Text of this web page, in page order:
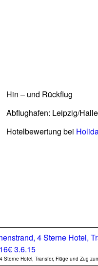
Hin – und Rückflug
Abflughafen: Leipzig/Halle
Hotelbewertung bei
Hotel, Transfer, Flüge und Zug